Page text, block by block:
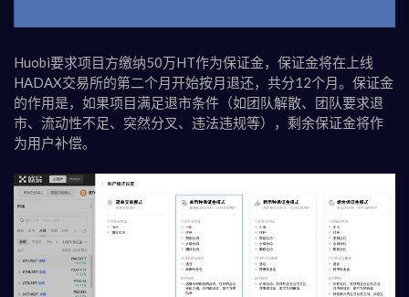
Huobi要求项目方缴纳50万HT作为保证金，保证金将在上线
HADAX交易所的第二个月开始按月退还，共分12个月。保证金
的作用是，如果项目满足退市条件（如团队解散、团队要求退
市、流动性不足、突然分叉、违法违规等），剩余保证金将作
为用户补偿。